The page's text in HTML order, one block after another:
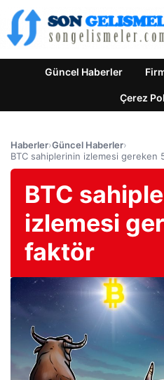
Güncel Haberler
Çerez
Haberler›Güncel Haberler›
BTC sahiplerinin izlemesi gereken
BTC
izlemesi
faktör